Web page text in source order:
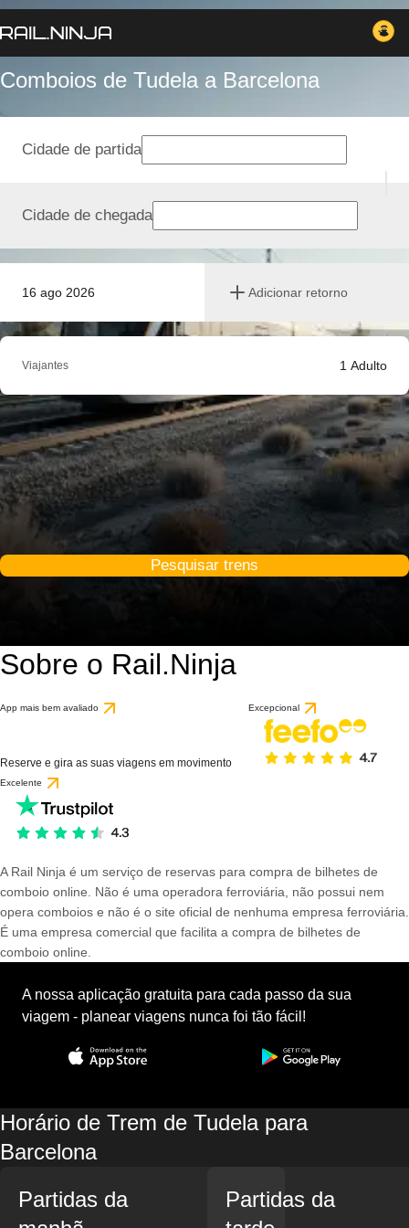
Comboios de Tudela a Barcelona
16 ago 2026 Adicionar retorno
Cidade de partida
Cidade de chegada
Viajantes 1 Adulto
Pesquisar trens
Sobre o Rail.Ninja
App mais bem avaliado
Reserve e gira as suas viagens em movimento
Excepcional
Excelente
A Rail Ninja é um serviço de reservas para compra de bilhetes de
comboio online. Não é uma operadora ferroviária, não possui nem
opera comboios e não é o site oficial de nenhuma empresa ferroviária.
É uma empresa comercial que facilita a compra de bilhetes de
comboio online.
A nossa aplicação gratuita para cada passo da sua
viagem - planear viagens nunca foi tão fácil!
Horário de Trem de Tudela para
Barcelona
Partidas da
Partidas da